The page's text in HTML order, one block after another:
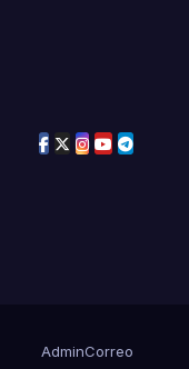
AdminCorreo